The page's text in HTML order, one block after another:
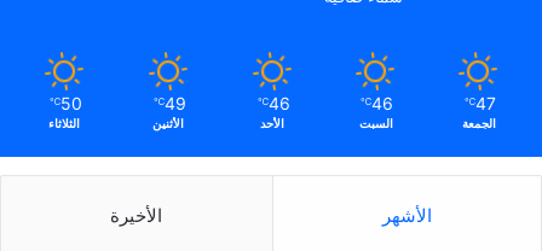
و
47
℃
الجمعة
46
℃
السبت
46
℃
الأحد
49
℃
الأثنين
50
℃
الثلاثاء
الأشهر الأخيرة